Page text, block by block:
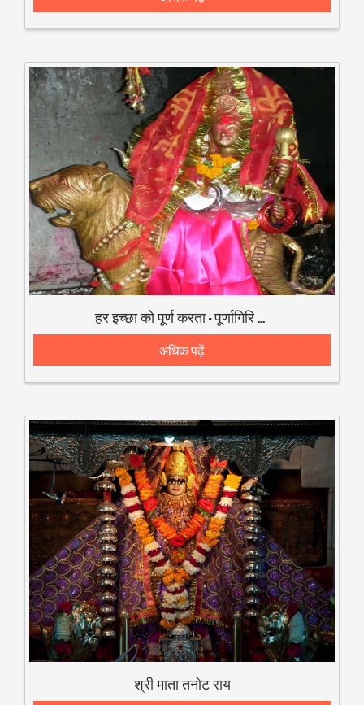
हर इच्छा को पूर्ण करता - पूर्णागिरि शक्ति पीठ
अधिक पढ़ें
श्री माता तनोट राय